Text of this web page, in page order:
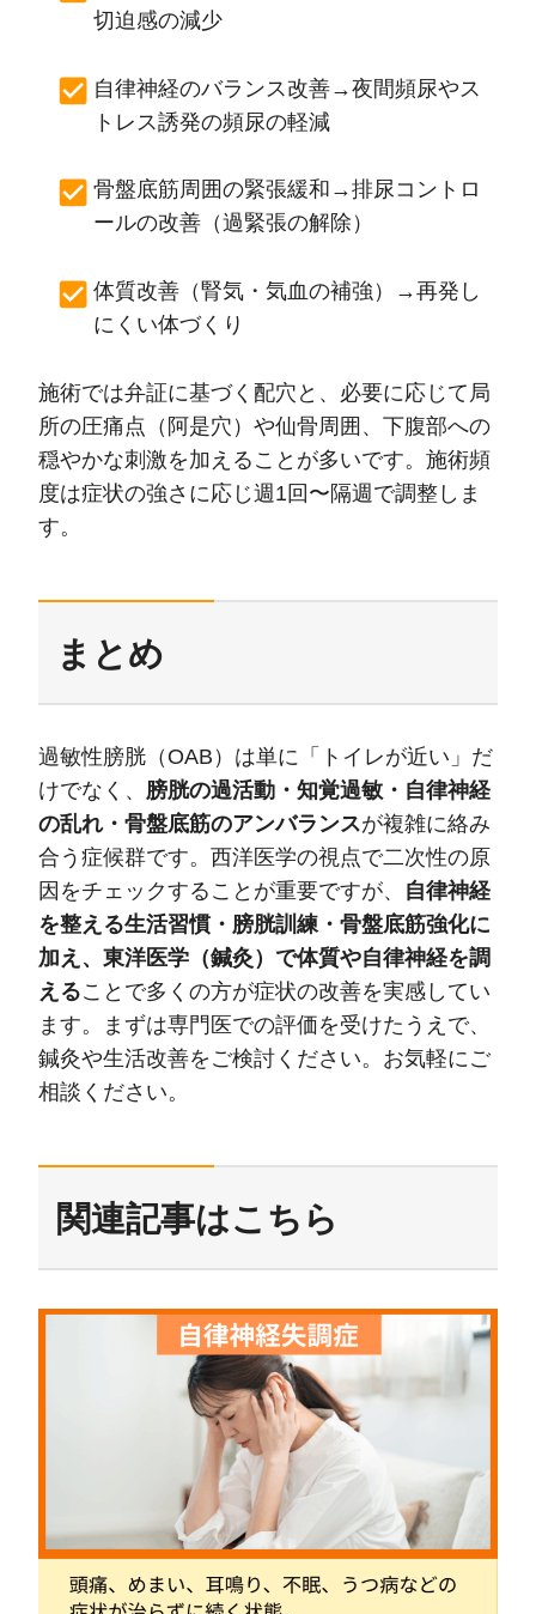
切迫感の減少
自律神経のバランス改善→夜間頻尿やス
トレス誘発の頻尿の軽減
骨盤底筋周囲の緊張緩和→排尿コントロ
ールの改善（過緊張の解除）
体質改善（腎気・気血の補強）→再発し
にくい体づくり
施術では弁証に基づく配穴と、必要に応じて局
所の圧痛点（阿是穴）や仙骨周囲、下腹部への
穏やかな刺激を加えることが多いです。施術頻
度は症状の強さに応じ週1回〜隔週で調整しま
す。
まとめ
過敏性膀胱（OAB）は単に「トイレが近い」だ
けでなく、 膀胱の過活動・知覚過敏・自律神経
の乱れ・骨盤底筋のアンバランスが複雑に絡み
合う症候群です。西洋医学の視点で二次性の原
因をチェックすることが重要ですが、 自律神経
を整える生活習慣・膀胱訓練・骨盤底筋強化に
加え、東洋医学（鍼灸）で体質や自律神経を調
えることで多くの方が症状の改善を実感してい
ます。まずは専門医での評価を受けたうえで、
鍼灸や生活改善をご検討ください。お気軽にご
相談ください。
関連記事はこちら